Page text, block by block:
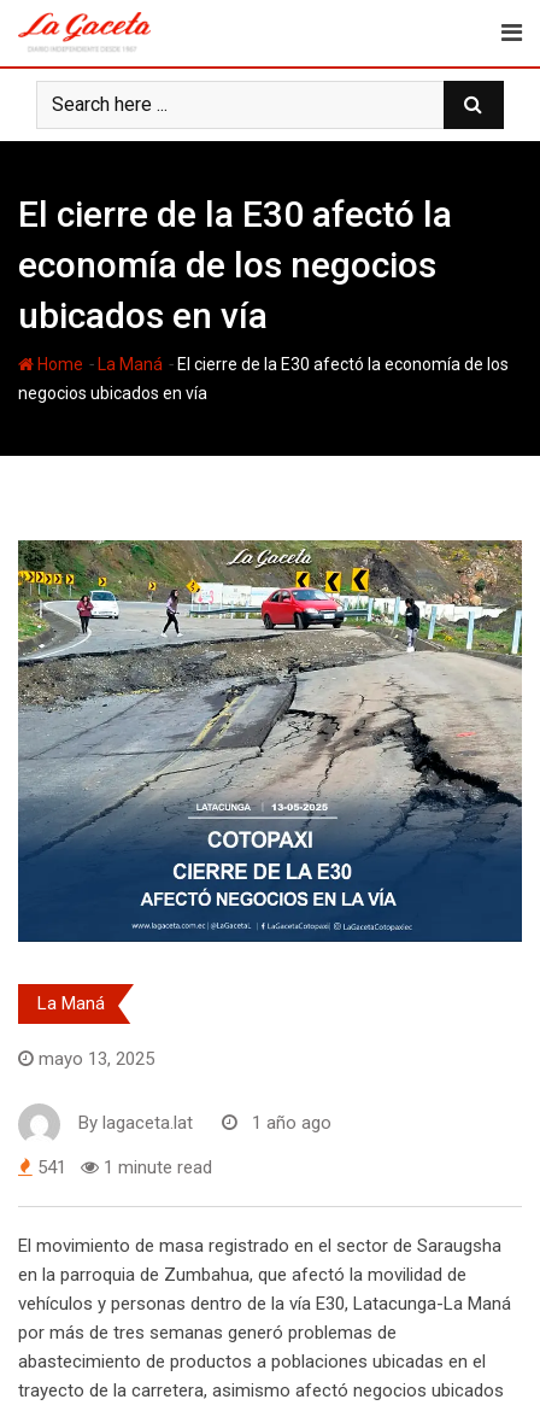
content
El cierre de la E30 afectó la
economía de los negocios
ubicados en vía
Home - La Maná - El cierre de la E30 afectó la economía de los
negocios ubicados en vía
La Maná
mayo 13, 2025
By lagaceta.lat 1 año ago
541 1 minute read
El movimiento de masa registrado en el sector de Saraugsha
en la parroquia de Zumbahua, que afectó la movilidad de
vehículos y personas dentro de la vía E30, Latacunga-La Maná
por más de tres semanas generó problemas de
abastecimiento de productos a poblaciones ubicadas en el
trayecto de la carretera, asimismo afectó negocios ubicados